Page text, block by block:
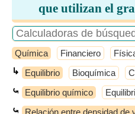
que utilizan el
Química Financiero
↳ Equilibrio Bioquímica
⤿ Equilibrio químico
⤿ Relación entre densidad de